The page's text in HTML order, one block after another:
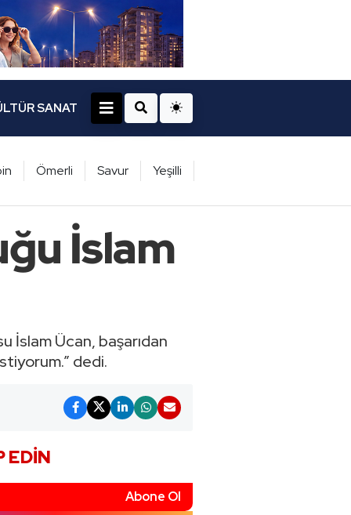
SANAT
Ömerli Savur Yeşilli
İslam
İslam Ücan, başarıdan
dedi.
EDIN
Abone Ol